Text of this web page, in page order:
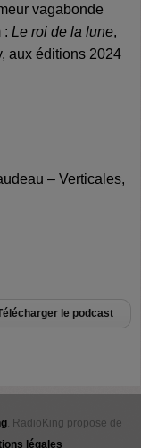
vagabonde
: Le roi de la lune,
aux éditions 2024
– Verticales,
le podcast
. RadioKing propose de
légales